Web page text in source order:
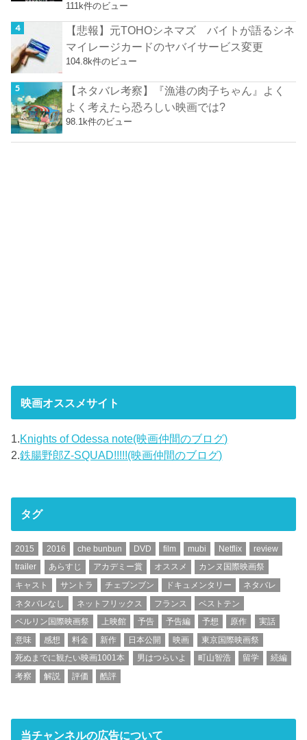
111k件のビュー
【悲報】元TOHOシネマズ バイトが語るシネ
マイレージカードのヤバイサービス変更
104.8k件のビュー
【ネタバレ考察】『漁港の肉子ちゃん』よく
よく考えたら恐ろしい映画では?
98.1k件のビュー
映画オススメサイト
1.Knights of Odessa note(映画仲間のブログ)
2.鉄腸野郎Z-SQUAD!!!!!(映画仲間のブログ)
タグ
2015 2016 che bunbun DVD film mubi Netflix
review
trailer
あらすじ アカデミー賞 オススメ
カンヌ国際映画祭
キャスト
サントラ チェブンブン ドキュメンタリー
ネタバレ
ネタバレなし
ネットフリックス フランス
ベストテン
ベルリン国際映画祭
上映館 予告 予告編 予想 原作
実話
意味
感想 料金 新作 日本公開 映画
東京国際映画祭
死ぬまでに観たい映画1001本
男はつらいよ 町山智浩 留学
続編
考察
解説 評価 酷評
当チャンネルの広告について